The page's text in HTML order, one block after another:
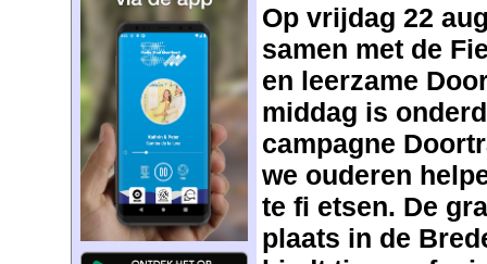
Op vrijdag 22
samen met de
en leerzame
middag is
campagne
we ouderen
te fi etsen. De
plaats in de